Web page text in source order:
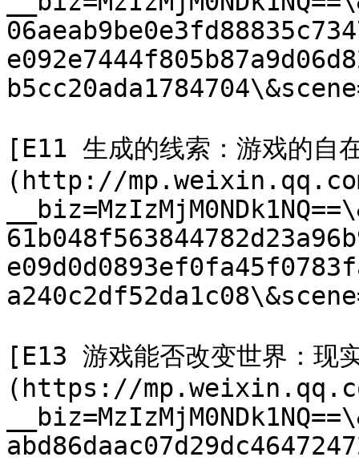
[E11 生成的线索：游戏的自
(http://
[E13 游戏能否改变世界：现
(https://